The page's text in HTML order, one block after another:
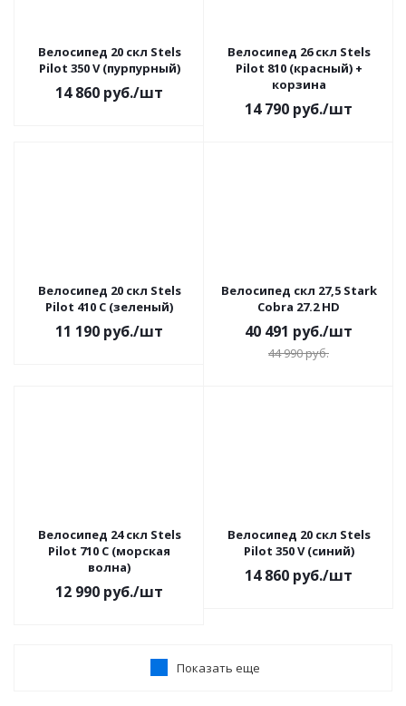
Велосипед 20 скл Stels
Pilot 350 V (пурпурный)
14 860 руб./шт
Велосипед 26 скл Stels
Pilot 810 (красный) +
корзина
14 790 руб./шт
Велосипед 20 скл Stels
Pilot 410 C (зеленый)
11 190 руб./шт
Велосипед скл 27,5 Stark
Cobra 27.2 HD
40 491 руб./шт
44 990руб.
Велосипед 24 скл Stels
Pilot 710 С (морская
волна)
12 990 руб./шт
Велосипед 20 скл Stels
Pilot 350 V (синий)
14 860 руб./шт
Показать еще